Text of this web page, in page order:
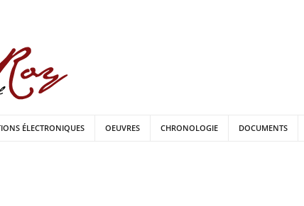
ÉLECTRONIQUES OEUVRES CHRONOLOGIE DOCUMENTS